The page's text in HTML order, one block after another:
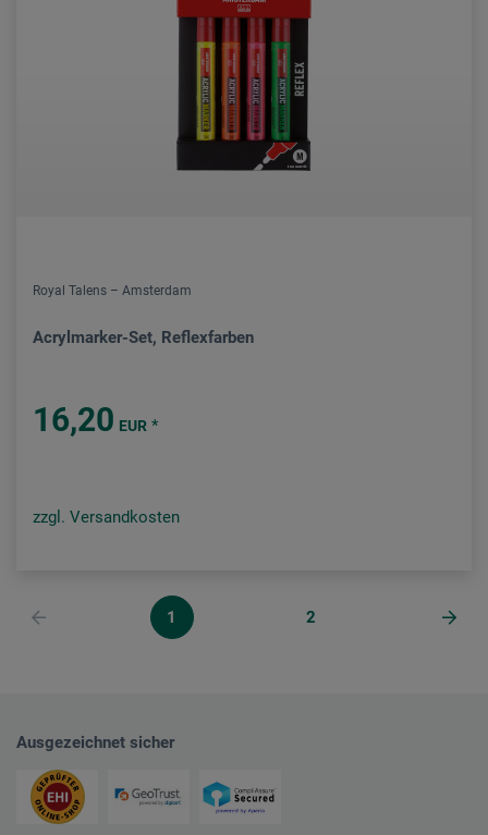
Royal Talens – Amsterdam
Acrylmarker-Set, Reflexfarben
16,20 EUR *
zzgl. Versandkosten
1 2
Ausgezeichnet sicher